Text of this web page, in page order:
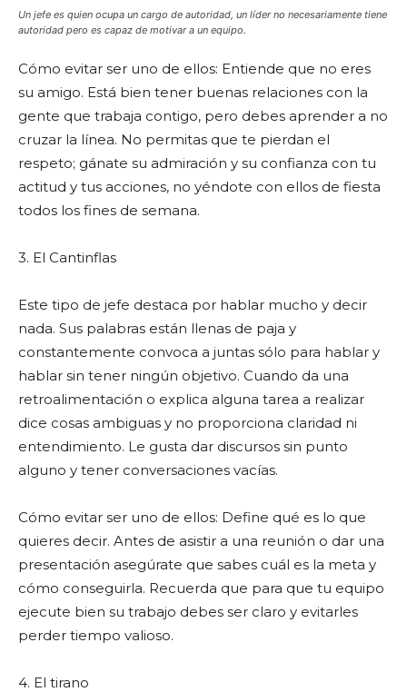
Un jefe es quien ocupa un cargo de autoridad, un líder no necesariamente tiene
autoridad pero es capaz de motivar a un equipo.
Cómo evitar ser uno de ellos: Entiende que no eres
su amigo. Está bien tener buenas relaciones con la
gente que trabaja contigo, pero debes aprender a no
cruzar la línea. No permitas que te pierdan el
respeto; gánate su admiración y su confianza con tu
actitud y tus acciones, no yéndote con ellos de fiesta
todos los fines de semana.
3. El Cantinflas
Este tipo de jefe destaca por hablar mucho y decir
nada. Sus palabras están llenas de paja y
constantemente convoca a juntas sólo para hablar y
hablar sin tener ningún objetivo. Cuando da una
retroalimentación o explica alguna tarea a realizar
dice cosas ambiguas y no proporciona claridad ni
entendimiento. Le gusta dar discursos sin punto
alguno y tener conversaciones vacías.
Cómo evitar ser uno de ellos: Define qué es lo que
quieres decir. Antes de asistir a una reunión o dar una
presentación asegúrate que sabes cuál es la meta y
cómo conseguirla. Recuerda que para que tu equipo
ejecute bien su trabajo debes ser claro y evitarles
perder tiempo valioso.
4. El tirano